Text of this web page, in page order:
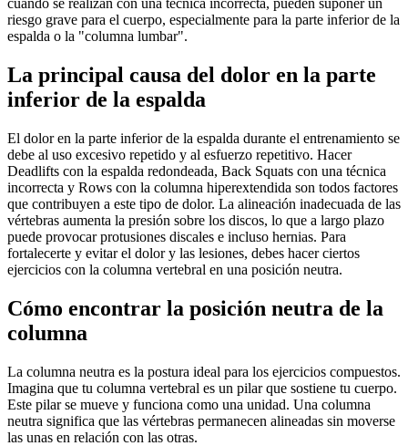
cuando se realizan con una técnica incorrecta, pueden suponer un
riesgo grave para el cuerpo, especialmente para la parte inferior de la
espalda o la "columna lumbar".
La principal causa del dolor en la parte
inferior de la espalda
El dolor en la parte inferior de la espalda durante el entrenamiento se
debe al uso excesivo repetido y al esfuerzo repetitivo. Hacer
Deadlifts con la espalda redondeada, Back Squats con una técnica
incorrecta y Rows con la columna hiperextendida son todos factores
que contribuyen a este tipo de dolor. La alineación inadecuada de las
vértebras aumenta la presión sobre los discos, lo que a largo plazo
puede provocar protusiones discales e incluso hernias. Para
fortalecerte y evitar el dolor y las lesiones, debes hacer ciertos
ejercicios con la columna vertebral en una posición neutra.
Cómo encontrar la posición neutra de la
columna
La columna neutra es la postura ideal para los ejercicios compuestos.
Imagina que tu columna vertebral es un pilar que sostiene tu cuerpo.
Este pilar se mueve y funciona como una unidad. Una columna
neutra significa que las vértebras permanecen alineadas sin moverse
las unas en relación con las otras.